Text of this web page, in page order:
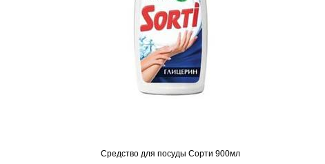
Средство для посуды Сорти 900мл